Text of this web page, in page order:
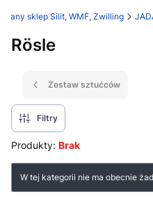
sklep Silit, WMF, Zwilling
Rösle
Zestaw sztućców
Filtry
Produkty: Brak
Lista produktów
W tej kategorii nie ma obecnie